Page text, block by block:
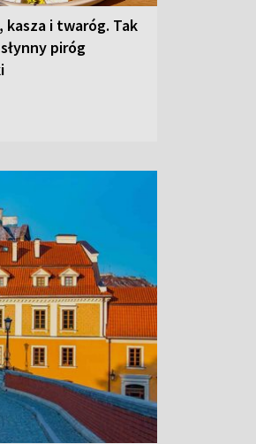
kasza i twaróg. Tak
piróg